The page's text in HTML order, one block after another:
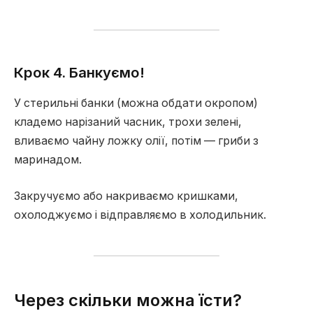
Крок 4. Банкуємо!
У стерильні банки (можна обдати окропом)
кладемо нарізаний часник, трохи зелені,
вливаємо чайну ложку олії, потім — гриби з
маринадом.
Закручуємо або накриваємо кришками,
охолоджуємо і відправляємо в холодильник.
Через скільки можна їсти?